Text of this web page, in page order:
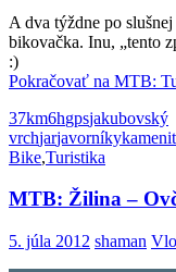
A dva týždne po
bikovačka. Inu, „tento
:)
Pokračovať na MTB:
37km6hgpsjakubovský
vrchjarjavorníky
Bike,Turistika
MTB: Žilina –
5. júla 2012 shaman